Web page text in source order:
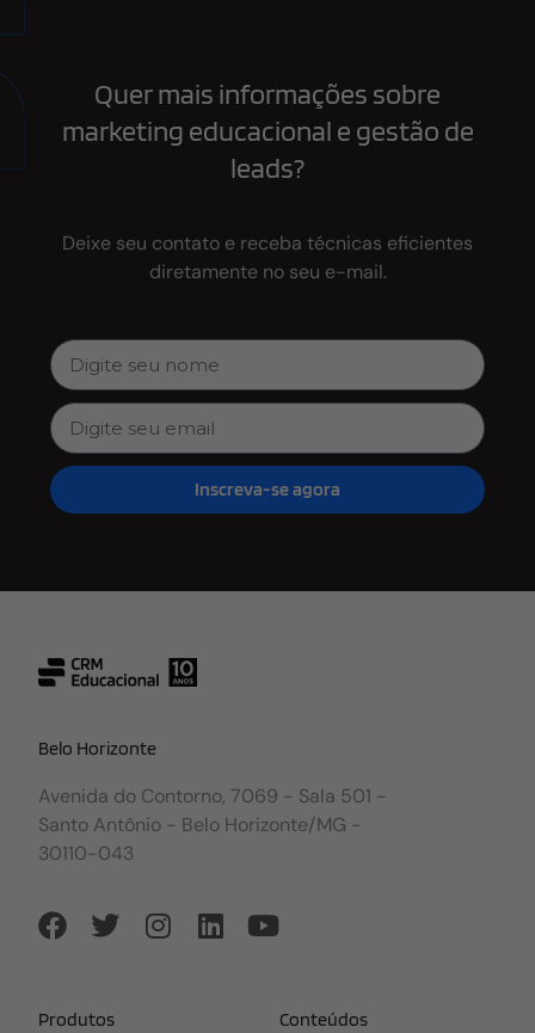
Quer mais informações sobre
marketing educacional e gestão de
leads?
Deixe seu contato e receba técnicas eficientes
diretamente no seu e-mail.
Inscreva-se agora
Belo Horizonte
Avenida do Contorno, 7069 - Sala 501 -
Santo Antônio - Belo Horizonte/MG -
30110-043
Produtos Conteúdos